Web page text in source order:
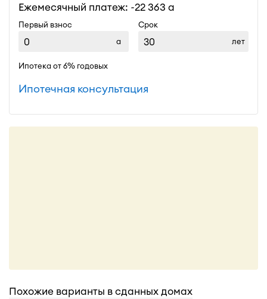
Ежемесячный платеж: ~22 363
Первый взнос
Срок
лет
Ипотека от 6% годовых
Ипотечная консультация
Похожие варианты в сданных домах